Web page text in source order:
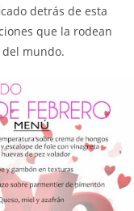
detrás de esta
que la rodean
mundo.